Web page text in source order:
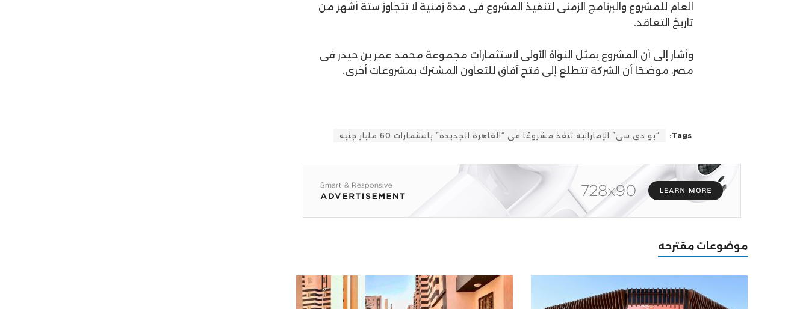
العام للمشروع والبرنامج الزمنى لتنفيذ المشروع فى مدة زمنية لا تتجاوز ستة أشهر من
تاريخ التعاقد.
وأشار إلى أن المشروع يمثل النواة الأولى لاستثمارات مجموعة محمد عمر بن حيدر فى
مصر، موضحًا أن الشركة تتطلع إلى فتح آفاق للتعاون المشترك بمشروعات أخرى.
Tags: “يو دى سى” الإماراتية تنفذ مشروعًا فى “القاهرة الجديدة” باستثمارات 60 مليار جنيه
موضوعات مقترحه